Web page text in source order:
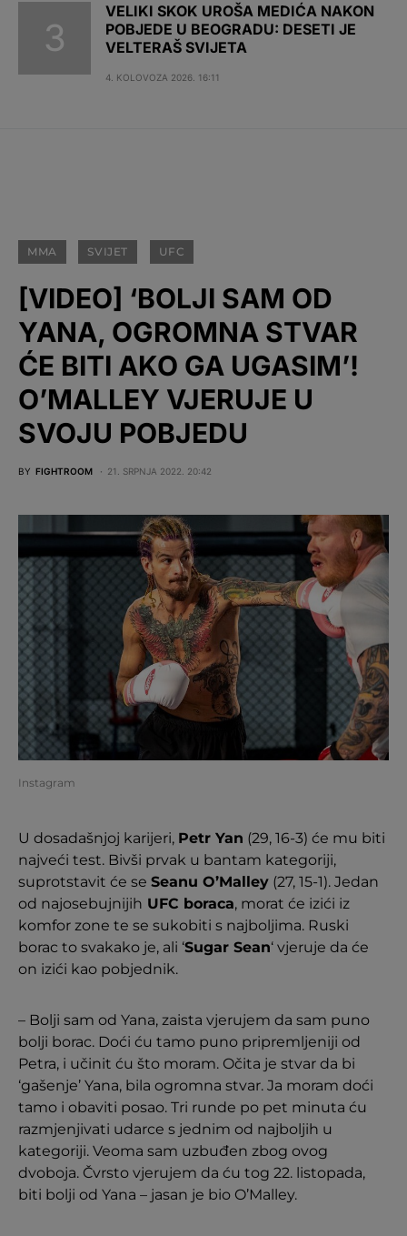
VELIKI SKOK UROŠA MEDIĆA NAKON
POBJEDE U BEOGRADU: DESETI JE
VELTERAŠ SVIJETA
4. KOLOVOZA 2026. 16:11
MMA SVIJET UFC
[VIDEO] ‘BOLJI SAM OD
YANA, OGROMNA STVAR
ĆE BITI AKO GA UGASIM’!
O’MALLEY VJERUJE U
SVOJU POBJEDU
BY FIGHTROOM 21. SRPNJA 2022. 20:42
Instagram
U dosadašnjoj karijeri, Petr Yan (29, 16-3) će mu biti
najveći test. Bivši prvak u bantam kategoriji,
suprotstavit će se Seanu O’Malley (27, 15-1). Jedan
od najosebujnijih UFC boraca, morat će izići iz
komfor zone te se sukobiti s najboljima. Ruski
borac to svakako je, ali ‘Sugar Sean‘ vjeruje da će
on izići kao pobjednik.
– Bolji sam od Yana, zaista vjerujem da sam puno
bolji borac. Doći ću tamo puno pripremljeniji od
Petra, i učinit ću što moram. Očita je stvar da bi
‘gašenje’ Yana, bila ogromna stvar. Ja moram doći
tamo i obaviti posao. Tri runde po pet minuta ću
razmjenjivati udarce s jednim od najboljih u
kategoriji. Veoma sam uzbuđen zbog ovog
dvoboja. Čvrsto vjerujem da ću tog 22. listopada,
biti bolji od Yana – jasan je bio O’Malley.